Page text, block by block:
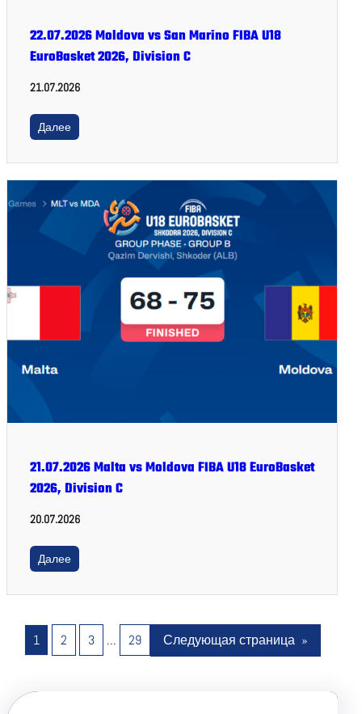
22.07.2026 Moldova vs San Marino FIBA U18
EuroBasket 2026, Division C
21.07.2026
Далее
21.07.2026 Malta vs Moldova FIBA U18 EuroBasket
2026, Division C
20.07.2026
Далее
1 2 3 … 29 Следующая страница »